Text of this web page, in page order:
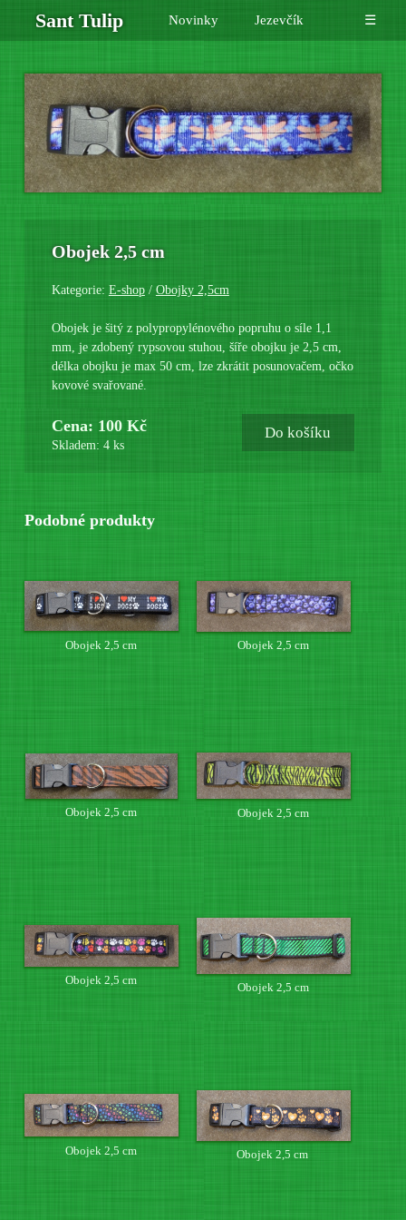
Sant Tulip Novinky Jezevčík ☰
Obojek 2,5 cm
Kategorie: E-shop/ Obojky 2,5cm
Obojek je šitý z polypropylénového popruhu o síle 1,1
mm, je zdobený rypsovou stuhou, šíře obojku je 2,5 cm,
délka obojku je max 50 cm, lze zkrátit posunovačem, očko
kovové svařované.
Cena: 100 Kč
Skladem: 4 ks
Do košíku
Podobné produkty
Obojek 2,5 cm Obojek 2,5 cm
Obojek 2,5 cm Obojek 2,5 cm
Obojek 2,5 cm
Obojek 2,5 cm
Obojek 2,5 cm Obojek 2,5 cm